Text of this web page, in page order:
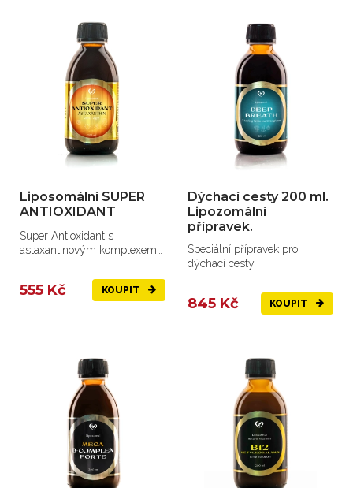
Liposomální SUPER
ANTIOXIDANT
Super Antioxidant s
astaxantinovým komplexem
555 Kč KOUPIT
Dýchací cesty 200 ml.
Lipozomální
přípravek.
Speciální přípravek pro
dýchací cesty
845 Kč KOUPIT